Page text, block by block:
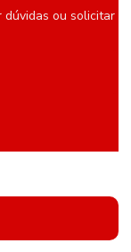
ou solicitar